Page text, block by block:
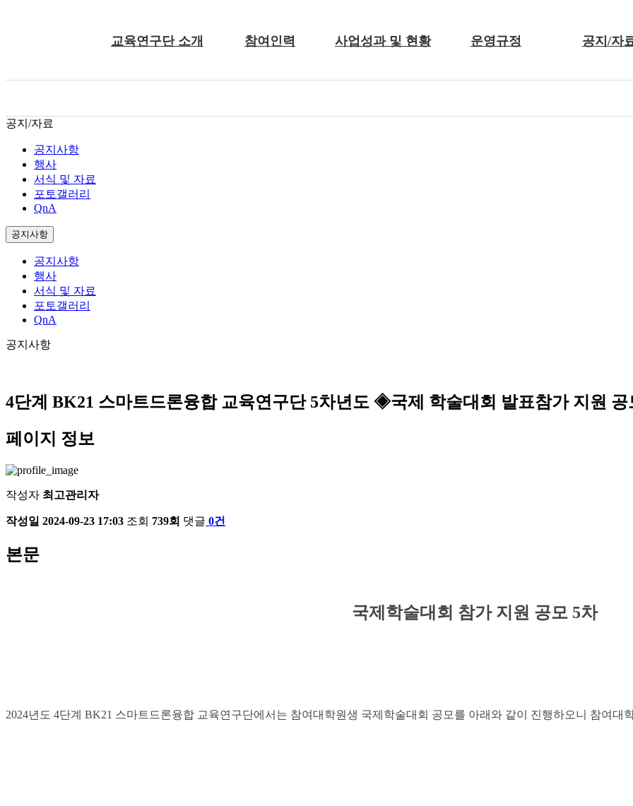
교육연구단 소개 참여인력 사업성과 및 현황 운영규정 공지/자
공지/자료
공지사항
행사
서식 및 자료
포토갤러리
QnA
공지사항
공지사항
행사
서식 및 자료
포토갤러리
QnA
공지사항
4단계 BK21 스마트드론융합 교육연구단 5차년도 ◈국제 학술대회 발표참가 지원
페이지 정보
작성자 최고관리자
작성일 2024-09-23 17:03 조회 739회 댓글 0건
본문
국제학술대회 참가 지원 공모 5차
2024년도 4단계 BK21 스마트드론융합 교육연구단에서는 참여대학원생 국제학술대회 공모를 아래와 같이 진행하오니 참여대